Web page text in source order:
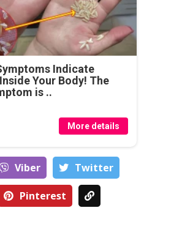
Indicate
Your Body! The
is ..
More details
Viber Тwitter
Pinterest